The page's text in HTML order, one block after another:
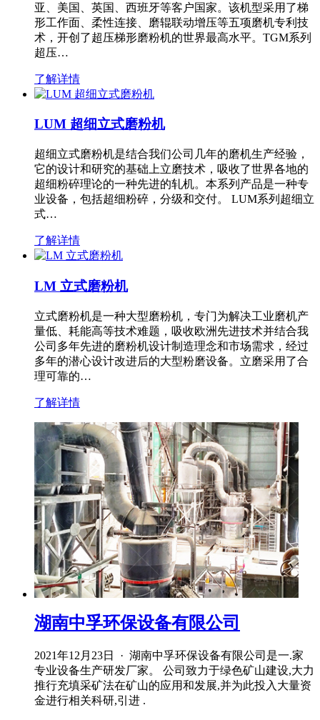
亚、美国、英国、西班牙等客户国家。该机型采用了梯
形工作面、柔性连接、磨辊联动增压等五项磨机专利技
术，开创了超压梯形磨粉机的世界最高水平。TGM系列
超压…
了解详情
LUM 超细立式磨粉机
超细立式磨粉机是结合我们公司几年的磨机生产经验，
它的设计和研究的基础上立磨技术，吸收了世界各地的
超细粉碎理论的一种先进的轧机。本系列产品是一种专
业设备，包括超细粉碎，分级和交付。 LUM系列超细立
式…
了解详情
LM 立式磨粉机
立式磨粉机是一种大型磨粉机，专门为解决工业磨机产
量低、耗能高等技术难题，吸收欧洲先进技术并结合我
公司多年先进的磨粉机设计制造理念和市场需求，经过
多年的潜心设计改进后的大型粉磨设备。立磨采用了合
理可靠的…
了解详情
湖南中孚环保设备有限公司
2021年12月23日 · 湖南中孚环保设备有限公司是一.家
专业设备生产研发厂家。 公司致力于绿色矿山建设,大力
推行充填采矿法在矿山的应用和发展,并为此投入大量资
金进行相关科研,引进 .